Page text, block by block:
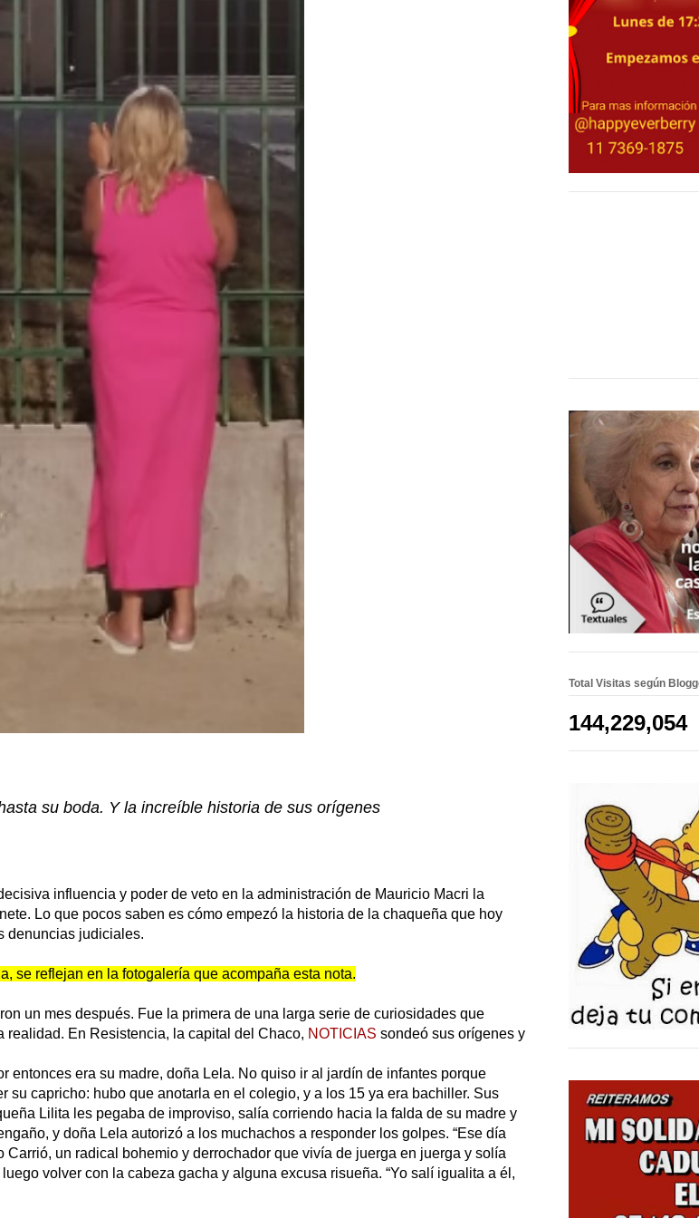
su boda. Y la increíble historia de sus orígenes
influencia y poder de veto en la administración de Mauricio Macri la
Lo que pocos saben es cómo empezó la historia de la chaqueña que hoy
denuncias judiciales.
se reflejan en la fotogalería que acompaña esta nota.
un mes después. Fue la primera de una larga serie de curiosidades que
realidad. En Resistencia, la capital del Chaco, NOTICIAS sondeó sus orígenes y
era su madre, doña Lela. No quiso ir al jardín de infantes porque
capricho: hubo que anotarla en el colegio, y a los 15 ya era bachiller. Sus
Lilita les pegaba de improviso, salía corriendo hacia la falda de su madre y
y doña Lela autorizó a los muchachos a responder los golpes. “Ese día
un radical bohemio y derrochador que vivía de juerga en juerga y solía
volver con la cabeza gacha y alguna excusa risueña. “Yo salí igualita a él,
Total Visitas según
144,229,054